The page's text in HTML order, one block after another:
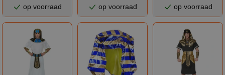
op voorraad op voorraad op voorraad